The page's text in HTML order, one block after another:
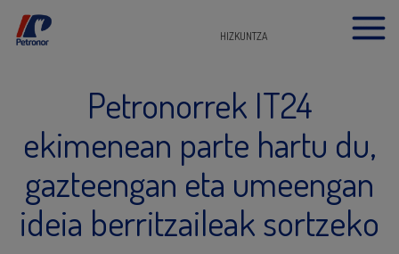
HIZKUNTZA
Petronorrek IT24
ekimenean parte hartu du,
gazteengan eta umeengan
ideia berritzaileak sortzeko